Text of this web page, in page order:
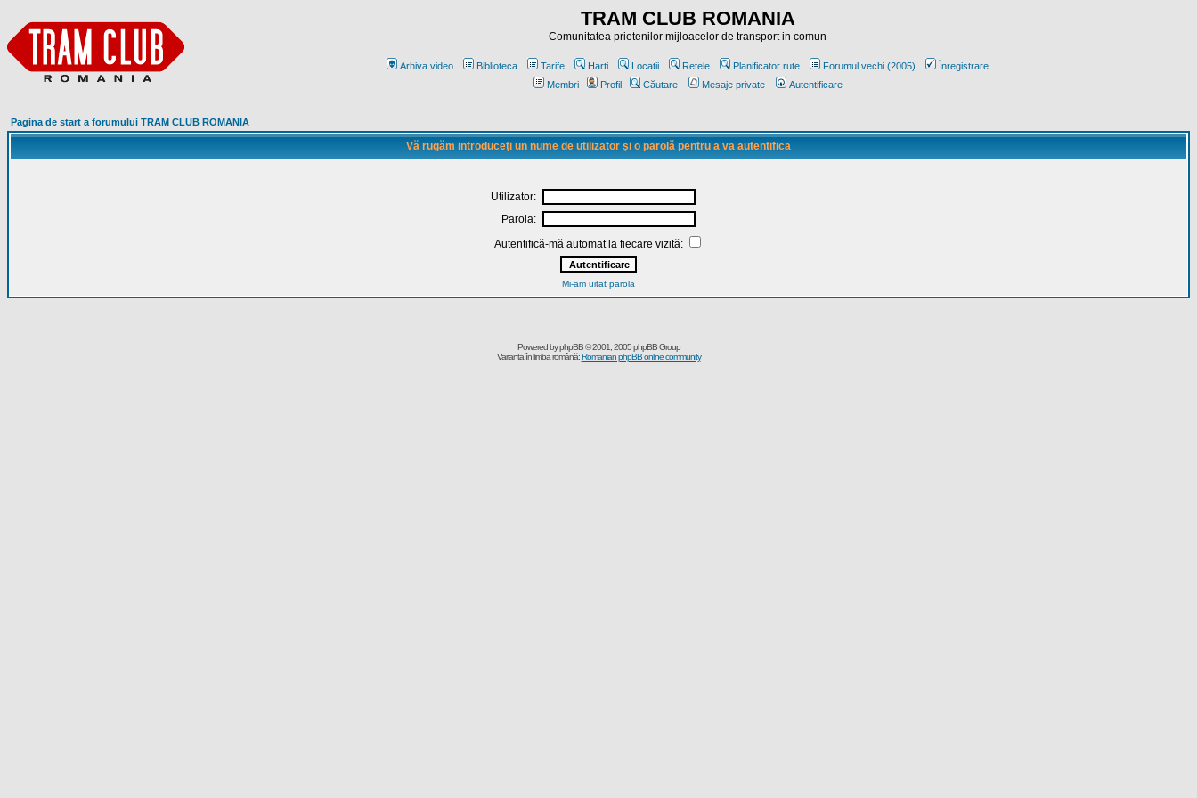
TRAM CLUB ROMANIA
Comunitatea prietenilor mijloacelor de transport in comun
Arhiva video Biblioteca Tarife Harti Locatii Retele Planificator rute Forumul vechi (2005)
Înregistrare
Membri
Profil Căutare Mesaje private Autentificare
Pagina de start a forumului TRAM CLUB ROMANIA
Vă rugăm introduceţi un nume de utilizator şi o parolă pentru a va autentifica
Utilizator:
Parola:
Autentifică-mă automat la fiecare vizită:
Mi-am uitat parola
Powered byphpBB© 2001, 2005 phpBB Group
Varianta în limba română:Romanian phpBB online community